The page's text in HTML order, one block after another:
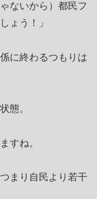
ないから）都民フ
ょう！」
に終わるつもりは
態。
すね。
まり自民より若干